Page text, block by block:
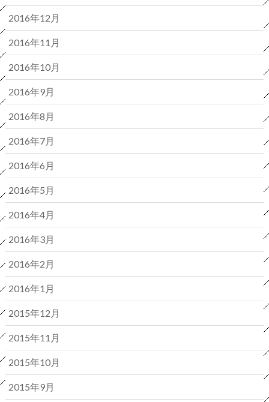
2016年12月
2016年11月
2016年10月
2016年9月
2016年8月
2016年7月
2016年6月
2016年5月
2016年4月
2016年3月
2016年2月
2016年1月
2015年12月
2015年11月
2015年10月
2015年9月